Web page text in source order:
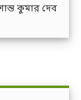
কুমার দেব